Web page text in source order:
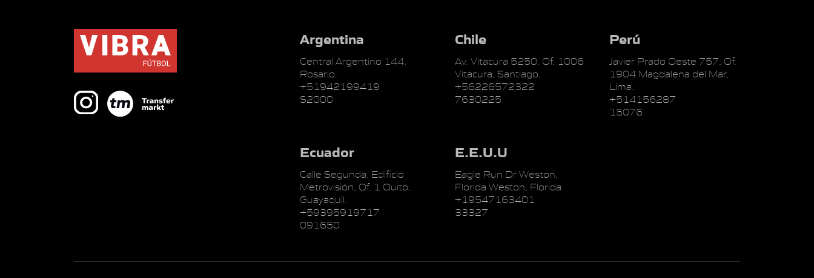
Argentina
Central Argentino 144,
Rosario.
+51942199419
S2000
Chile
Av. Vitacura 5250. Of. 1006
Vitacura, Santiago.
+56226572322
7630225
Perú
Javier Prado Oeste 757, Of.
1904 Magdalena del Mar,
Lima.
+514156287
15076
Ecuador
Calle Segunda, Edificio
Metrovisión, Of. 1 Quito,
Guayaquil.
+59395919717
091650
E.E.U.U
Eagle Run Dr Weston,
Florida Weston, Florida.
+19547163401
33327